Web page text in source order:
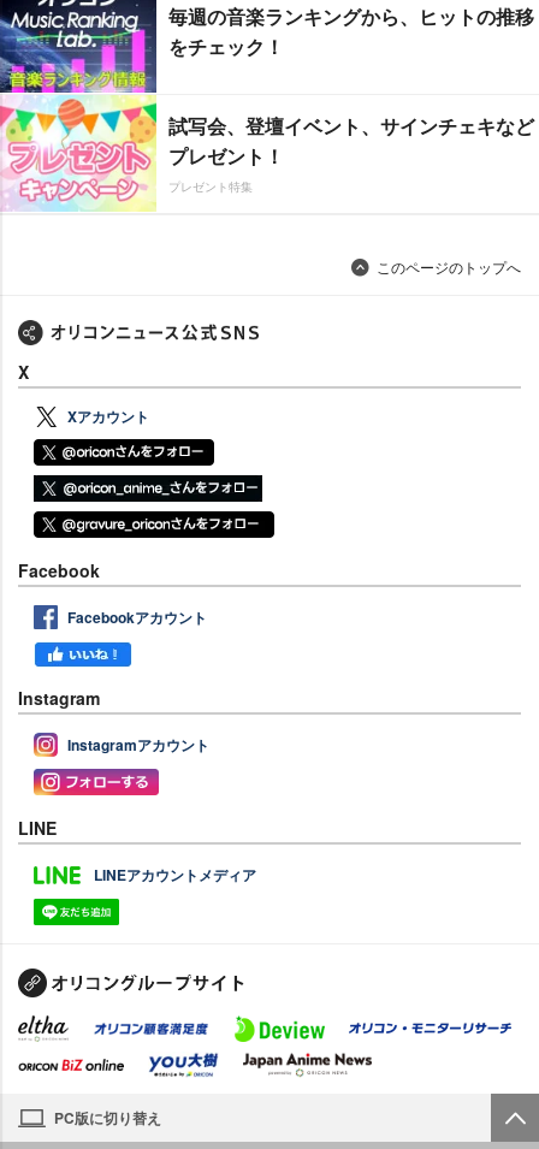
毎週の音楽ランキングから、ヒットの推移
をチェック！
試写会、登壇イベント、サインチェキなど
プレゼント！
プレゼント特集
このページのトップへ
X
Xアカウント
Facebook
Facebookアカウント
Instagram
Instagramアカウント
LINE
LINEアカウントメディア
PC版に切り替え